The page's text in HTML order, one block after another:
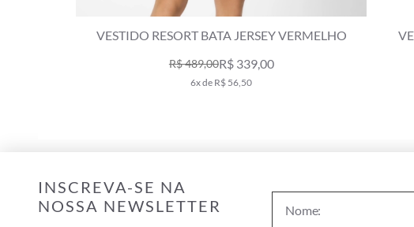
VESTIDO RESORT BATA JERSEY VERMELHO
R$ 489,00R$ 339,00
6x de R$ 56,50
INSCREVA-SE NA
NOSSA NEWSLETTER